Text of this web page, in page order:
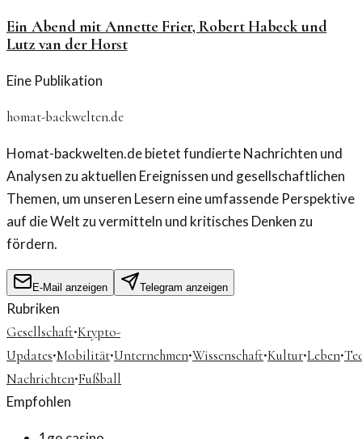
Ein Abend mit Annette Frier, Robert Habeck und
Lutz van der Horst
Eine Publikation
homat-backwelten.de
Homat-backwelten.de bietet fundierte Nachrichten und
Analysen zu aktuellen Ereignissen und gesellschaftlichen
Themen, um unseren Lesern eine umfassende Perspektive
auf die Welt zu vermitteln und kritisches Denken zu
fördern.
E-Mail anzeigen Telegram anzeigen
Rubriken
Gesellschaft·Krypto-
Updates·Mobilität·Unternehmen·Wissenschaft·Kultur·Leben·
Nachrichten·Fußball
Empfohlen